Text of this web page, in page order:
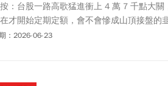
：台股一路高歌猛進衝上 4 萬 7 千點大關
才開始定期定額，會不會慘成山頂接盤的
）、每月有現金流在手的高股息（
：2026-06-23